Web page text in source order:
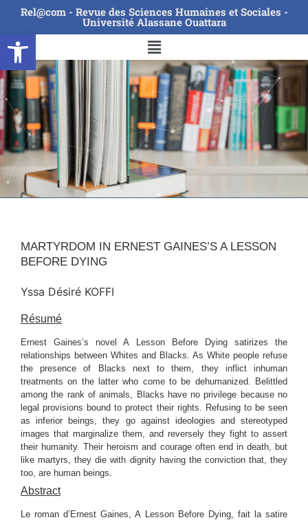
Ouvrir la barre d’outils
Rel@com - Revue des Sciences Humaines et Sociales -
Université Alassane Ouattara
MARTYRDOM IN ERNEST GAINES’S A LESSON
BEFORE DYING
Yssa Désiré KOFFI
Résumé
Ernest Gaines’s novel A Lesson Before Dying satirizes the
relationships between Whites and Blacks. As White people refuse
the presence of Blacks next to them, they inflict inhuman
treatments on the latter who come to be dehumanized. Belittled
among the rank of animals, Blacks have no privilege because no
legal provisions bound to protect their rights. Refusing to be seen
as inferior beings, they go against ideologies and stereotyped
images that marginalize them, and reversely they fight to assert
their humanity. Their heroism and courage often end in death, but
like martyrs, they die with dignity having the conviction that, they
too, are human beings.
Abstract
Le roman d’Ernest Gaines, A Lesson Before Dying, fait la satire